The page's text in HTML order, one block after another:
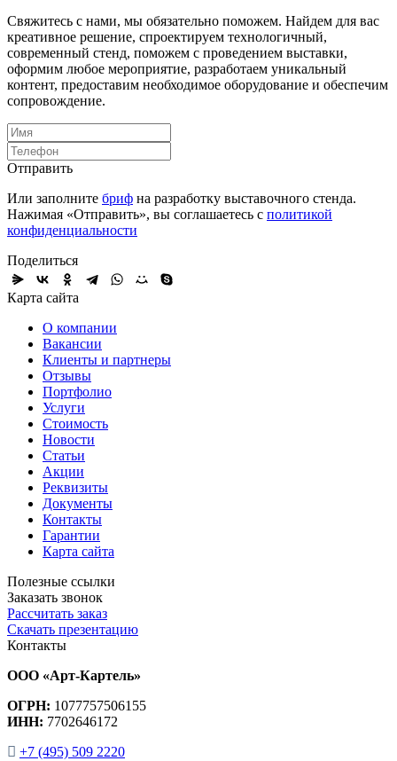
Свяжитесь с нами, мы обязательно поможем. Найдем для вас
креативное решение, спроектируем технологичный,
современный стенд, поможем с проведением выставки,
оформим любое мероприятие, разработаем уникальный
контент, предоставим необходимое оборудование и обеспечим
сопровождение.
Отправить
Или заполните бриф на разработку выставочного стенда.
Нажимая «Отправить», вы соглашаетесь с политикой
конфиденциальности
Поделиться
Карта сайта
О компании
Вакансии
Клиенты и партнеры
Отзывы
Портфолио
Услуги
Стоимость
Новости
Статьи
Акции
Реквизиты
Документы
Контакты
Гарантии
Карта сайта
Полезные ссылки
Заказать звонок
Рассчитать заказ
Скачать презентацию
Контакты
ООО «Арт-Картель»
ОГРН: 1077757506155
ИНН: 7702646172
+7 (495) 509 2220